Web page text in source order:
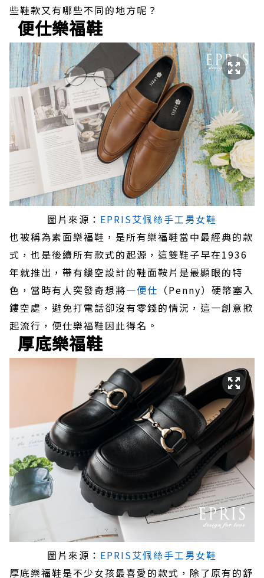
些鞋款又有哪些不同的地方呢？
便仕樂福鞋
圖片來源： EPRIS艾佩絲手工男女鞋
也被稱為素面樂福鞋，是所有樂福鞋當中最經典的款
式，也是後續所有款式的起源，這雙鞋子早在1936
年就推出，帶有鏤空設計的鞋面鞍片是最顯眼的特
色，當時有人突發奇想將一便仕 （Penny）硬幣塞入
鏤空處，避免打電話卻沒有零錢的情況，這一創意掀
起流行，便仕樂福鞋因此得名。
厚底樂福鞋
圖片來源： EPRIS艾佩絲手工男女鞋
厚底樂福鞋是不少女孩最喜愛的款式，除了原有的舒